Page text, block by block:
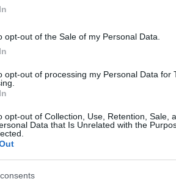
opt-out of the Sale of my Personal Data.
opt-out of processing my Personal Data for
opt-out of Collection, Use, Retention, Sale,
Data that Is Unrelated with the
πραγματικότητας για να
σάπιο καθεστώς που στήνει
Flash.gr